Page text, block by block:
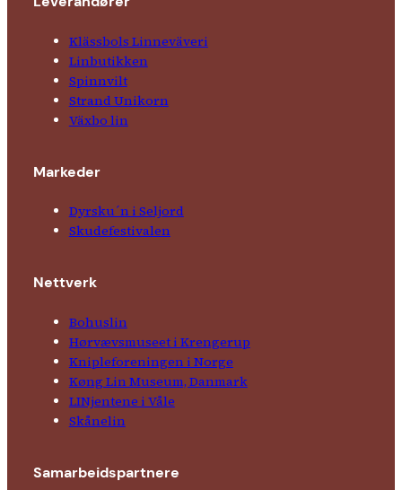
Klässbols Linne­väveri
Linbutikken
Spinnvilt
Strand Unikorn
Växbo lin
Markeder
Dyrsku´n i Seljord
Skude­fes­tivalen
Nettverk
Bohuslin
Hørvævs­museet i Krengerup
Kniple­foreningen i Norge
Køng Lin Museum, Danmark
LINjentene i Våle
Skånelin
Samarbeids­partnere